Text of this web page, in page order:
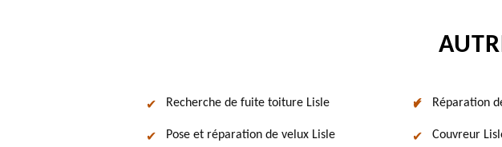
Recherche de fuite toiture Lisle
Pose et réparation de velux Lisle
Réparation
Couvreur